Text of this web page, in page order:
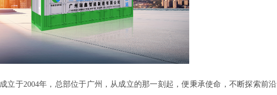
成立于2004年，总部位于广州，从成立的那一刻起，便秉承使命，不断探索前沿